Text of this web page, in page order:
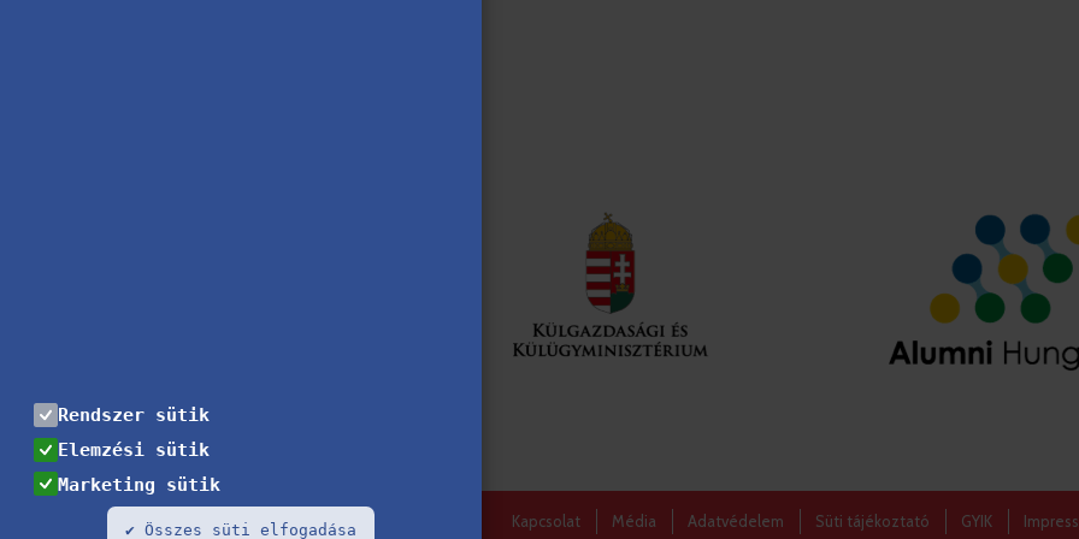
Kapcsolat Média Adatvédelem Süti tájékoztató GYIK
Rendszer sütik
Elemzési sütik
Marketing sütik
✔ Összes süti elfogadása